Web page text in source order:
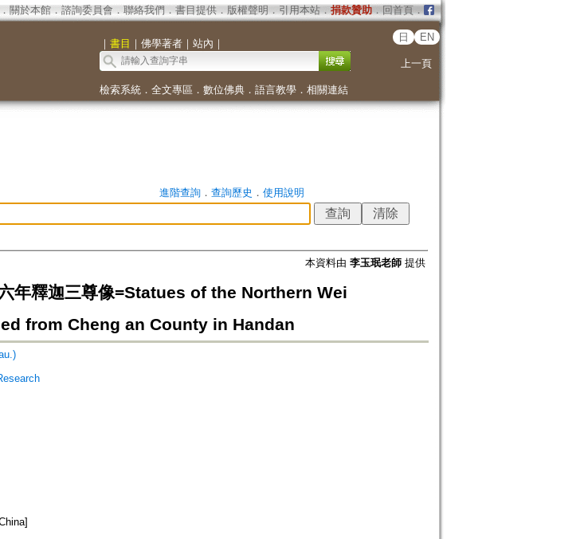
． 關於本館． 諮詢委員會． 聯絡我們 ． 書目提供． 版權聲明 ． 引用本站． 捐款贊助．回首頁．
｜ 書目 ｜ 佛學著者｜ 站內 ｜
日 EN
上一頁
檢索系統． 全文專區 ． 數位佛典． 語言教學． 相關連結
進階查詢． 查詢歷史 ． 使用說明
本資料由 李玉珉老師提供
年釋迦三尊像=Statues of the Northern Wei
from Cheng an County in Handan